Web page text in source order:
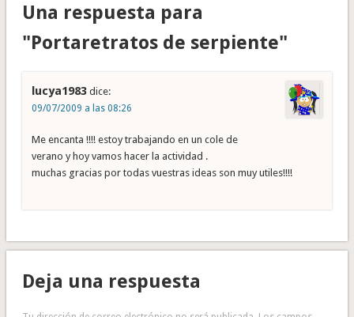
Una respuesta para
"Portaretratos de serpiente"
lucya1983 dice:
09/07/2009 a las 08:26
Me encanta !!!! estoy trabajando en un cole de
verano y hoy vamos hacer la actividad .
muchas gracias por todas vuestras ideas son muy utiles!!!!
Deja una respuesta